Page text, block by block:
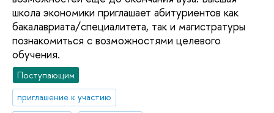
школа экономики приглашает абитуриентов как
бакалавриата/специалитета, так и магистратуры
познакомиться с возможностями целевого
обучения.
Поступающим
приглашение к участию